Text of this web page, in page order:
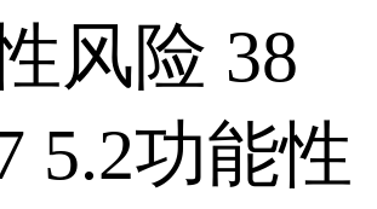
风险 38
5.2功能性